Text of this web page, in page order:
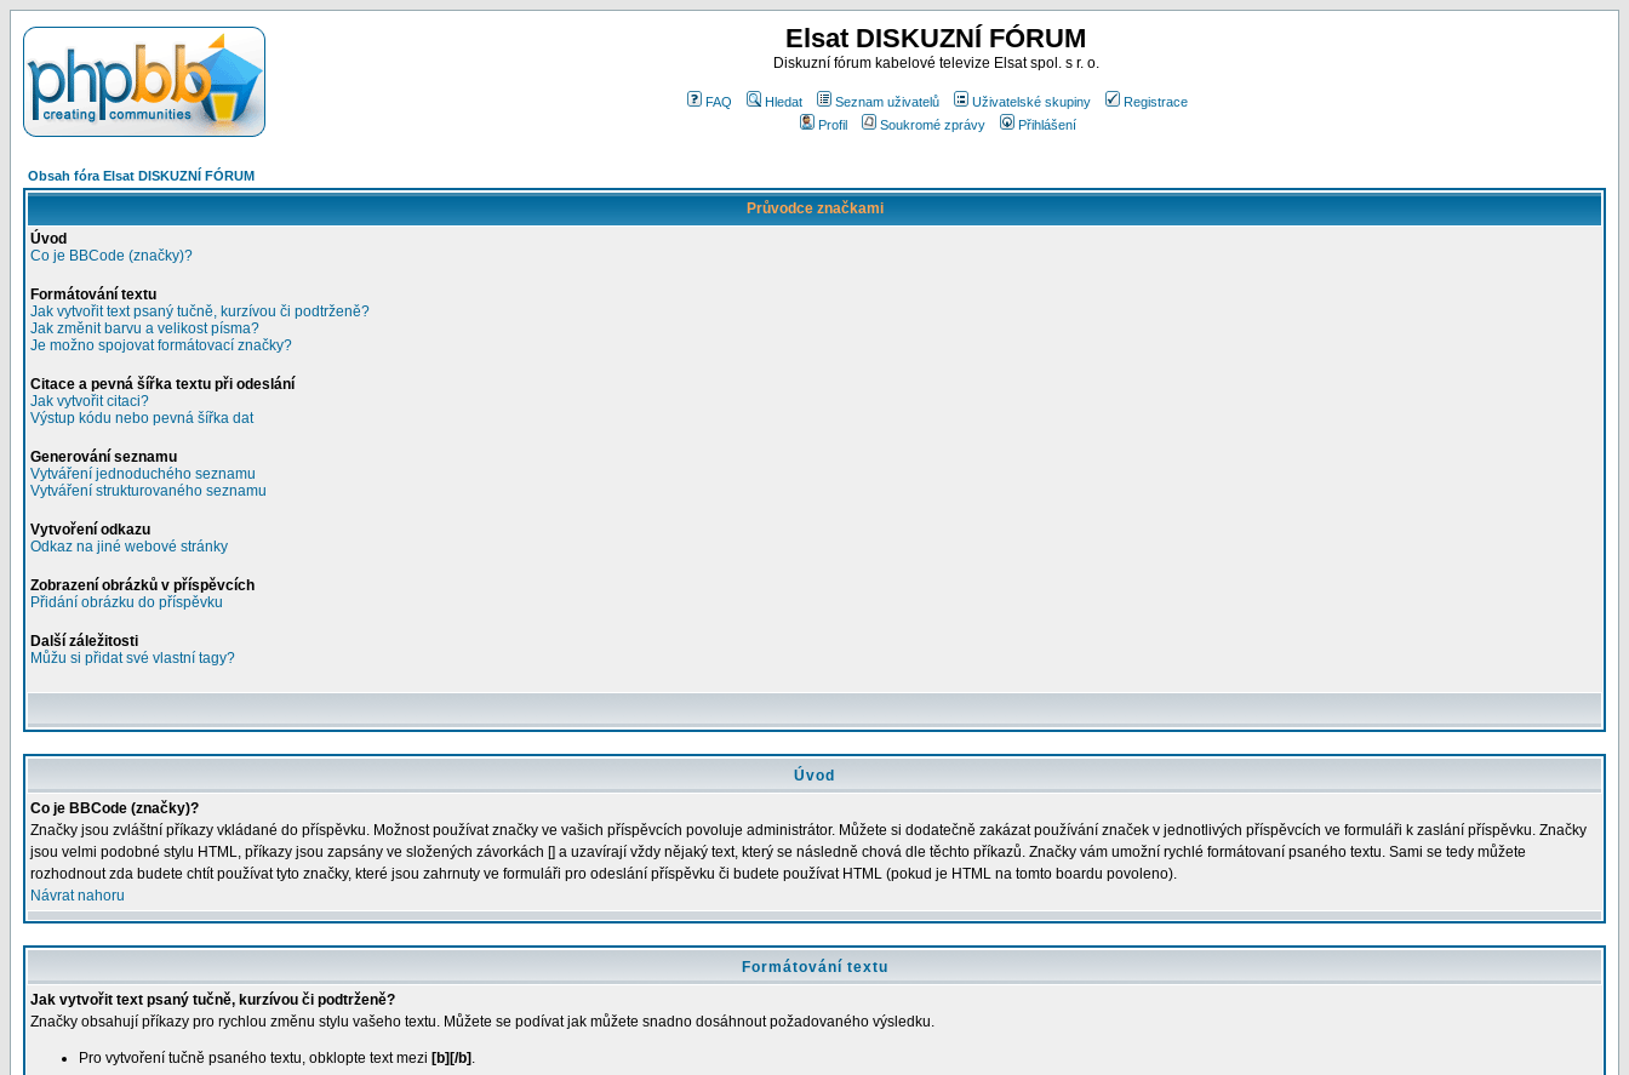
Elsat DISKUZNÍ FÓRUM
Diskuzní fórum kabelové televize Elsat spol. s r. o.
FAQ Hledat Seznam uživatelů Uživatelské skupiny
Registrace
Profil
Soukromé zprávy Přihlášení
Obsah fóra Elsat DISKUZNÍ FÓRUM
Průvodce značkami
Úvod
Co je BBCode (značky)?
Formátování textu
Jak vytvořit text psaný tučně, kurzívou či podtrženě?
Jak změnit barvu a velikost písma?
Je možno spojovat formátovací značky?
Citace a pevná šířka textu při odeslání
Jak vytvořit citaci?
Výstup kódu nebo pevná šířka dat
Generování seznamu
Vytváření jednoduchého seznamu
Vytváření strukturovaného seznamu
Vytvoření odkazu
Odkaz na jiné webové stránky
Zobrazení obrázků v příspěvcích
Přidání obrázku do příspěvku
Další záležitosti
Můžu si přidat své vlastní tagy?
Úvod
Co je BBCode (značky)?
Značky jsou zvláštní příkazy vkládané do příspěvku. Možnost používat značky ve vašich příspěvcích povoluje administrátor. Můžete si dodatečně zakázat používání značek v jednotlivých příspěvcích ve formuláři k zaslání příspěvku. Značky
jsou velmi podobné stylu HTML, příkazy jsou zapsány ve složených závorkách [] a uzavírají vždy nějaký text, který se následně chová dle těchto příkazů. Značky vám umožní rychlé formátovaní psaného textu. Sami se tedy můžete
rozhodnout zda budete chtít používat tyto značky, které jsou zahrnuty ve formuláři pro odeslání příspěvku či budete používat HTML (pokud je HTML na tomto boardu povoleno).
Návrat nahoru
Formátování textu
Jak vytvořit text psaný tučně, kurzívou či podtrženě?
Značky obsahují příkazy pro rychlou změnu stylu vašeho textu. Můžete se podívat jak můžete snadno dosáhnout požadovaného výsledku.
Pro vytvoření tučně psaného textu, obklopte text mezi [b][/b] .